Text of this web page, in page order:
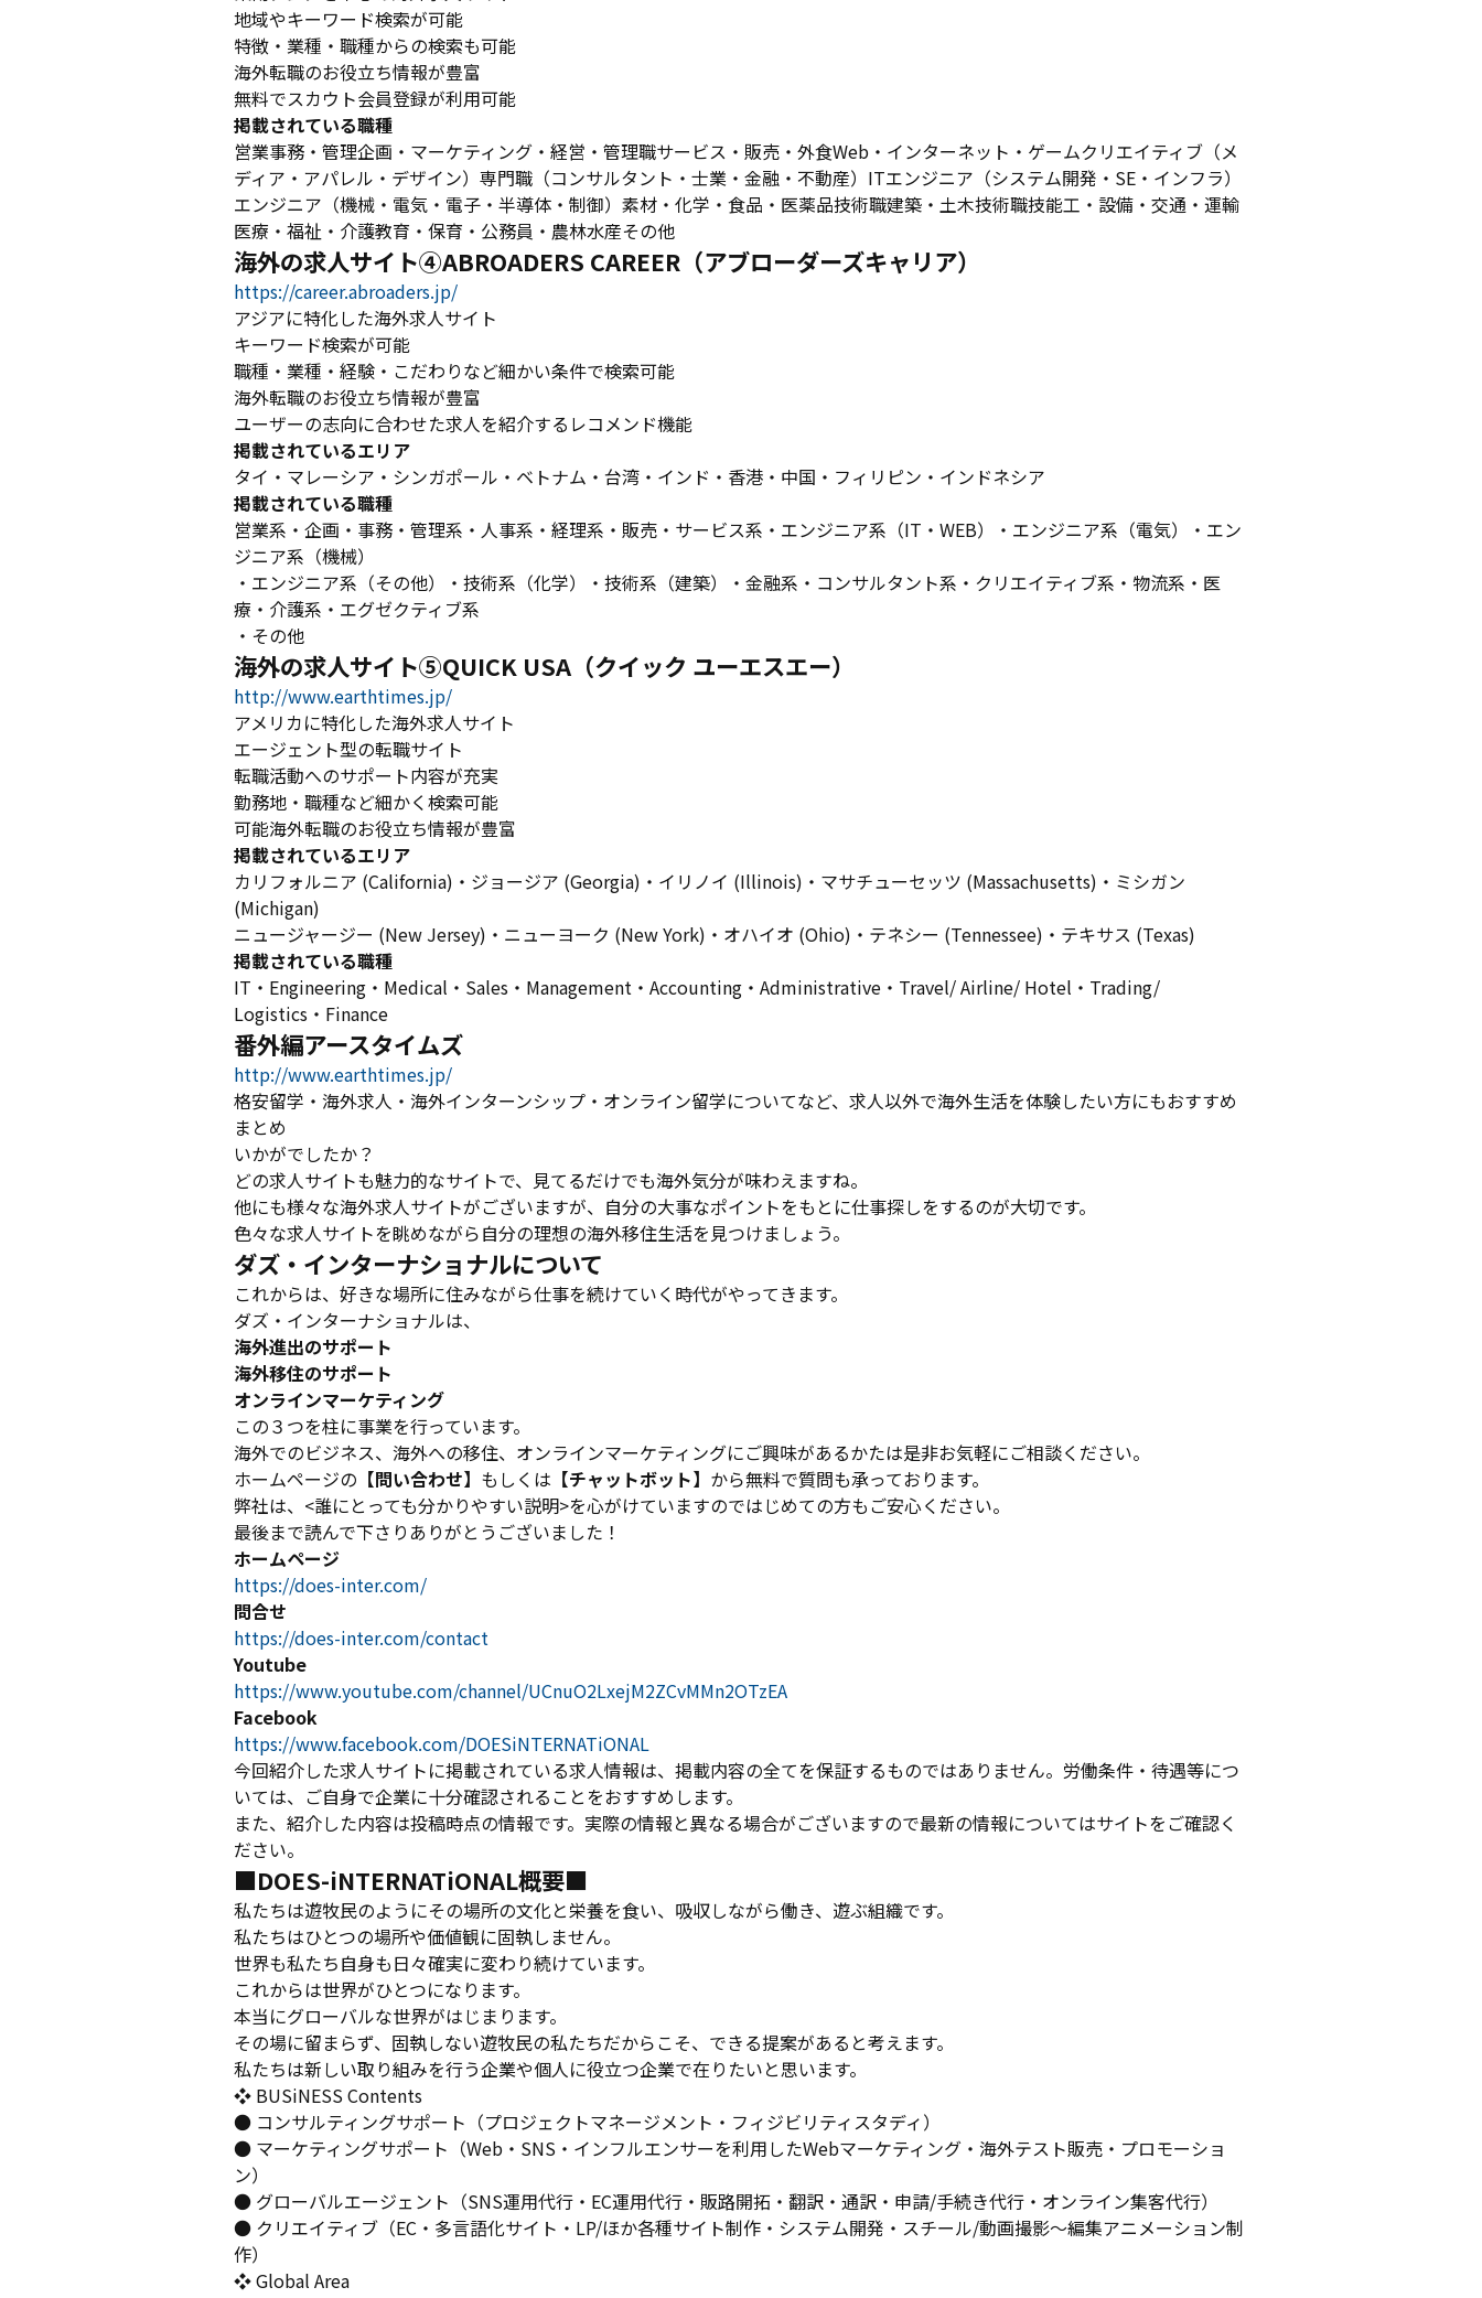
地域やキーワード検索が可能
特徴・業種・職種からの検索も可能
海外転職のお役立ち情報が豊富
無料でスカウト会員登録が利用可能
掲載されている職種
営業事務・管理企画・マーケティング・経営・管理職サービス・販売・外食Web・インターネット・ゲームクリエイティブ（メ
ディア・アパレル・デザイン）専門職（コンサルタント・士業・金融・不動産）ITエンジニア（システム開発・SE・インフラ）
エンジニア（機械・電気・電子・半導体・制御）素材・化学・食品・医薬品技術職建築・土木技術職技能工・設備・交通・運輸
医療・福祉・介護教育・保育・公務員・農林水産その他
海外の求人サイト④ABROADERS CAREER（アブローダーズキャリア）
https://career.abroaders.jp/
アジアに特化した海外求人サイト
キーワード検索が可能
職種・業種・経験・こだわりなど細かい条件で検索可能
海外転職のお役立ち情報が豊富
ユーザーの志向に合わせた求人を紹介するレコメンド機能
掲載されているエリア
タイ・マレーシア・シンガポール・ベトナム・台湾・インド・香港・中国・フィリピン・インドネシア
掲載されている職種
営業系・企画・事務・管理系・人事系・経理系・販売・サービス系・エンジニア系（IT・WEB）・エンジニア系（電気）・エン
ジニア系（機械）
・エンジニア系（その他）・技術系（化学）・技術系（建築）・金融系・コンサルタント系・クリエイティブ系・物流系・医
療・介護系・エグゼクティブ系
・その他
海外の求人サイト⑤QUICK USA（クイック ユーエスエー）
http://www.earthtimes.jp/
アメリカに特化した海外求人サイト
エージェント型の転職サイト
転職活動へのサポート内容が充実
勤務地・職種など細かく検索可能
可能海外転職のお役立ち情報が豊富
掲載されているエリア
カリフォルニア (California)・ジョージア (Georgia)・イリノイ (Illinois)・マサチューセッツ (Massachusetts)・ミシガン
(Michigan)
ニュージャージー (New Jersey)・ニューヨーク (New York)・オハイオ (Ohio)・テネシー (Tennessee)・テキサス (Texas)
掲載されている職種
IT・Engineering・Medical・Sales・Management・Accounting・Administrative・Travel/ Airline/ Hotel・Trading/
Logistics・Finance
番外編アースタイムズ
http://www.earthtimes.jp/
格安留学・海外求人・海外インターンシップ・オンライン留学についてなど、求人以外で海外生活を体験したい方にもおすすめ
まとめ
いかがでしたか？
どの求人サイトも魅力的なサイトで、見てるだけでも海外気分が味わえますね。
他にも様々な海外求人サイトがございますが、自分の大事なポイントをもとに仕事探しをするのが大切です。
色々な求人サイトを眺めながら自分の理想の海外移住生活を見つけましょう。
ダズ・インターナショナルについて
これからは、好きな場所に住みながら仕事を続けていく時代がやってきます。
ダズ・インターナショナルは、
海外進出のサポート
海外移住のサポート
オンラインマーケティング
この３つを柱に事業を行っています。
海外でのビジネス、海外への移住、オンラインマーケティングにご興味があるかたは是非お気軽にご相談ください。
ホームページの 【問い合わせ】 もしくは 【チャットボット】 から無料で質問も承っております。
弊社は、<誰にとっても分かりやすい説明>を心がけていますのではじめての方もご安心ください。
最後まで読んで下さりありがとうございました！
ホームページ
https://does-inter.com/
問合せ
https://does-inter.com/contact
Youtube
https://www.youtube.com/channel/UCnuO2LxejM2ZCvMMn2OTzEA
Facebook
https://www.facebook.com/DOESiNTERNATiONAL
今回紹介した求人サイトに掲載されている求人情報は、掲載内容の全てを保証するものではありません。労働条件・待遇等につ
いては、ご自身で企業に十分確認されることをおすすめします。
また、紹介した内容は投稿時点の情報です。実際の情報と異なる場合がございますので最新の情報についてはサイトをご確認く
ださい。
■DOES-iNTERNATiONAL概要■
私たちは遊牧民のようにその場所の文化と栄養を食い、吸収しながら働き、遊ぶ組織です。
私たちはひとつの場所や価値観に固執しません。
世界も私たち自身も日々確実に変わり続けています。
これからは世界がひとつになります。
本当にグローバルな世界がはじまります。
その場に留まらず、固執しない遊牧民の私たちだからこそ、できる提案があると考えます。
私たちは新しい取り組みを行う企業や個人に役立つ企業で在りたいと思います。
❖ BUSiNESS Contents
● コンサルティングサポート（プロジェクトマネージメント・フィジビリティスタディ）
● マーケティングサポート（Web・SNS・インフルエンサーを利用したWebマーケティング・海外テスト販売・プロモーショ
ン）
● グローバルエージェント（SNS運用代行・EC運用代行・販路開拓・翻訳・通訳・申請/手続き代行・オンライン集客代行）
● クリエイティブ（EC・多言語化サイト・LP/ほか各種サイト制作・システム開発・スチール/動画撮影〜編集アニメーション制
作）
❖ Global Area